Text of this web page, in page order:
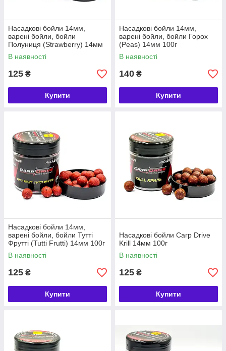
Насадкові бойли 14мм,
варені бойли, бойли
Полуниця (Strawberry) 14мм
100г
В наявності
125 ₴
Купити
Насадкові бойли 14мм,
варені бойли, бойли Горох
(Peas) 14мм 100г
В наявності
140 ₴
Купити
Насадкові бойли 14мм,
варені бойли, бойли Тутті
Фрутті (Tutti Frutti) 14мм 100г
В наявності
125 ₴
Купити
Насадкові бойли Carp Drive
Krill 14мм 100г
В наявності
125 ₴
Купити